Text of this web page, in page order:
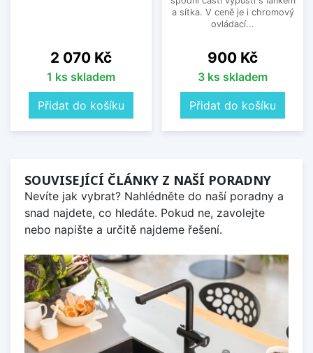
Cena
2 070 Kč
1 ks skladem
Přidat do košíku
a sítka. V ceně je i chromový
ovládací...
Cena
900 Kč
3 ks skladem
Přidat do košíku
SOUVISEJÍCÍ ČLÁNKY Z NAŠÍ PORADNY
Nevíte jak vybrat? Nahlédněte do naší poradny a
snad najdete, co hledáte. Pokud ne, zavolejte
nebo napište a určitě najdeme řešení.